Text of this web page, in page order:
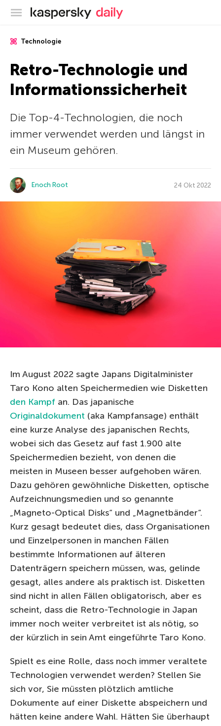
Offizieller Blog von Kaspersky
Technologie
Retro-Technologie und
Informationssicherheit
Die Top-4-Technologien, die noch
immer verwendet werden und längst in
ein Museum gehören.
Enoch Root 24 Okt 2022
Im August 2022 sagte Japans Digitalminister
Taro Kono alten Speichermedien wie Disketten
den Kampf an. Das japanische
Originaldokument (aka Kampfansage) enthält
eine kurze Analyse des japanischen Rechts,
wobei sich das Gesetz auf fast 1.900 alte
Speichermedien bezieht, von denen die
meisten in Museen besser aufgehoben wären.
Dazu gehören gewöhnliche Disketten, optische
Aufzeichnungsmedien und so genannte
„Magneto-Optical Disks“ und „Magnetbänder“.
Kurz gesagt bedeutet dies, dass Organisationen
und Einzelpersonen in manchen Fällen
bestimmte Informationen auf älteren
Datenträgern speichern müssen, was, gelinde
gesagt, alles andere als praktisch ist. Disketten
sind nicht in allen Fällen obligatorisch, aber es
scheint, dass die Retro-Technologie in Japan
immer noch weiter verbreitet ist als nötig, so
der kürzlich in sein Amt eingeführte Taro Kono.
Spielt es eine Rolle, dass noch immer veraltete
Technologien verwendet werden? Stellen Sie
sich vor, Sie müssten plötzlich amtliche
Dokumente auf einer Diskette abspeichern und
hätten keine andere Wahl. Hätten Sie überhaupt